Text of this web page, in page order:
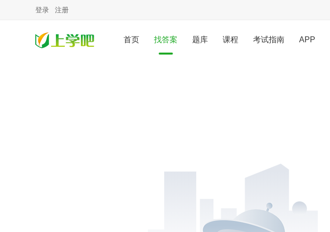
登录 注册
首页 找答案 题库 课程 考试指南 APP